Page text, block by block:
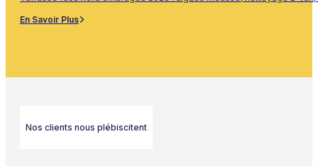
En Savoir Plus
Nos clients nous plébiscitent